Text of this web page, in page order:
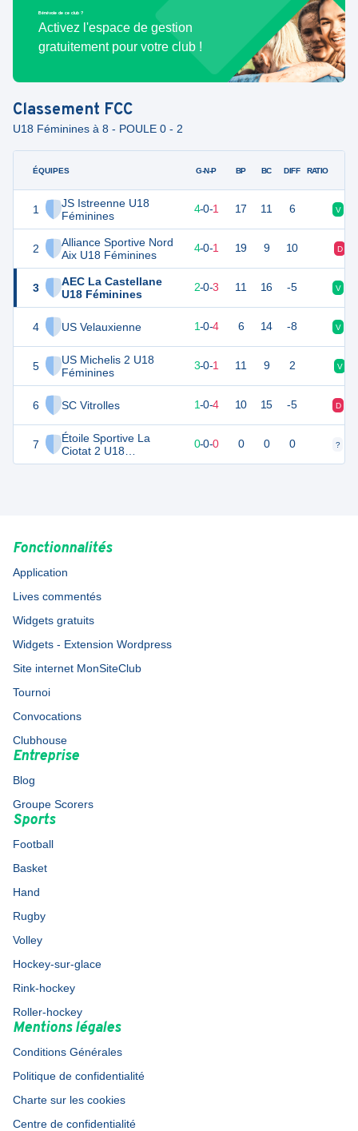
Bénévole de ce club ?
Activez l'espace de gestion
gratuitement pour votre club !
Classement FCC
U18 Féminines à 8 - POULE 0 - 2
ÉQUIPES
1
JS Istreenne U18
Féminines
2
Alliance Sportive Nord
Aix U18 Féminines
3
AEC La Castellane
U18 Féminines
4 US Velauxienne
5
US Michelis 2 U18
Féminines
6 SC Vitrolles
7
Étoile Sportive La
Ciotat 2 U18
Féminines
G-N-P BP BC DIFF RATIO
12 4-0-1 17 11 6 V
12 5 4-0-1 19 9 10 D
6 2-0-3 11 16 -5 V
1-0-4 6 14 -8 V
3 3-0-1 11 9 2 V
1-0-4 10 15 -5 D
0 0-0-0 0 0 0 ?
Fonctionnalités
Application
Lives commentés
Widgets gratuits
Widgets - Extension Wordpress
Site internet MonSiteClub
Tournoi
Convocations
Clubhouse
Entreprise
Blog
Groupe Scorers
Sports
Football
Basket
Hand
Rugby
Volley
Hockey-sur-glace
Rink-hockey
Roller-hockey
Mentions légales
Conditions Générales
Politique de confidentialité
Charte sur les cookies
Centre de confidentialité